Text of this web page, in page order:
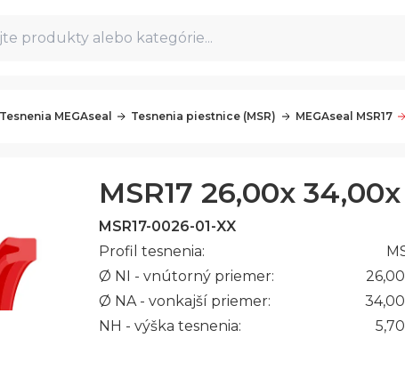
produkty alebo kategórie...
Tesnenia MEGAseal Tesnenia piestnice (MSR) MEGAseal MSR17
MSR17 26,00x
MSR17-0026-01-XX
Profil tesnenia:
Ø NI - vnútorný priemer:
26,00
Ø NA - vonkajší priemer:
34,00
NH - výška tesnenia:
5,70